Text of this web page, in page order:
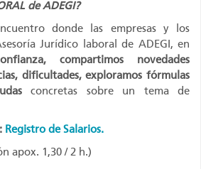
de ADEGI?
donde las empresas y los
Jurídico laboral de ADEGI, en
compartimos novedades
dificultades, exploramos fórmulas
concretas sobre un tema de
: Registro de Salarios.
apox. 1,30 / 2 h.)